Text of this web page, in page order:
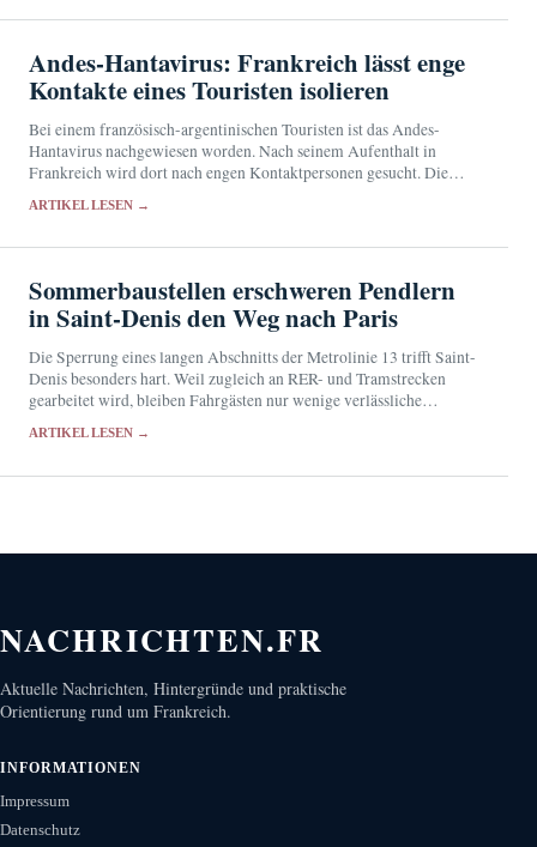
Andes-Hantavirus: Frankreich lässt enge
Kontakte eines Touristen isolieren
Bei einem französisch-argentinischen Touristen ist das Andes-
Hantavirus nachgewiesen worden. Nach seinem Aufenthalt in
Frankreich wird dort nach engen Kontaktpersonen gesucht. Die
ARTIKEL LESEN →
Sommerbaustellen erschweren Pendlern
in Saint-Denis den Weg nach Paris
Die Sperrung eines langen Abschnitts der Metrolinie 13 trifft Saint-
Denis besonders hart. Weil zugleich an RER- und Tramstrecken
gearbeitet wird, bleiben Fahrgästen nur wenige verlässliche
ARTIKEL LESEN →
NACHRICHTEN.FR
Aktuelle Nachrichten, Hintergründe und praktische
Orientierung rund um Frankreich.
INFORMATIONEN
Impressum
Datenschutz